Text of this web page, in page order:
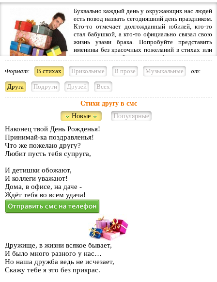
Буквально каждый день у окружающих нас людей
есть повод назвать сегодняшний день праздником.
Кто-то отмечает долгожданный юбилей, кто-то
стал бабушкой, а кто-то официально связал свою
жизнь узами брака. Попробуйте представить
именины без красочных пожеланий в стихах или
прозе, а может быть даже в форме песни или
анекдота, или тоста. Именно в этот день человек чувствует себя особенно
счастливым, наслаждается повышенным вниманием со стороны
окружающих людей, принимает приветствия и подарки. Все это так
повышает настроение, дарит заряд позитивных эмоций до следующих
праздников. У нас уже давно принято поздравлять с днем рождения не
только своих близких и родственников, а и друзей, коллег по работе и всех,
с кем имеем дружеские отношения.
Стоит упомянуть, чтосмс другу с днем рождения
быть очень интересным, максимально оригинальным, быть
индивидуальным, что подчеркнет Ваше желание сохранить дружбу. Если
Вы прошла сквозь годы, то наверняка знаете какое поздравление будет
наиболее приятным для именинника: короткий задорный текст или длинное
стихотворение. Поздравления от друзей в стихах может быть оформлено в
формате тоста и произнесено в самый разгар праздничного мероприятия.
Главное - подарить Вашему виновнику искреннюю улыбку, сделать
приятное, поблагодарить за дружбу, отметить выдающиеся качества
человека и поднять настроение всем присутствующим гостям. Ваш друг по
достоинству оценит Ваши старания и, скорее всего, преподнесет ответный
жест к этому дню, стоит лишь проявить фантазию, и он будет ценить Вас
Формат: В стихах Прикольные В прозе Музыкальные от:
Друга Подруги Друзей Всех
Стихи другу в смс
Новые
Популярные
Наконец твой День Рожденья!
Принимай-ка поздравленья!
Что же пожелаю другу?
Любит пусть тебя супруга,
И детишки обожают,
И коллеги уважают!
Дома, в офисе, на даче -
Ждёт тебя во всем удача!
Дружище, в жизни всякое бывает,
И было много разного у нас…
Но наша дружба ведь не исчезает,
Скажу тебе я это без прикрас.